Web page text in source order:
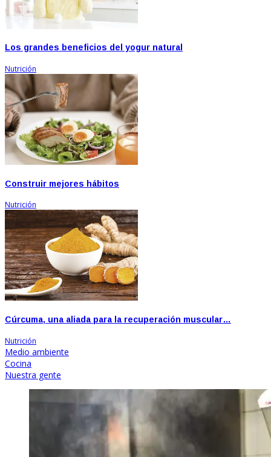
Los grandes beneficios del yogur natural
Nutrición
Construir mejores hábitos
Nutrición
Cúrcuma, una aliada para la recuperación muscular…
Nutrición
Medio ambiente
Cocina
Nuestra gente